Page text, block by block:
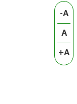
-A
A
+A